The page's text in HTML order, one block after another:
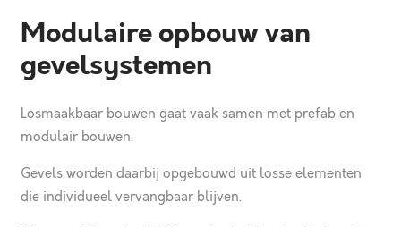
Modulaire opbouw van
gevelsystemen
Losmaakbaar bouwen gaat vaak samen met prefab en
modulair bouwen.
Gevels worden daarbij opgebouwd uit losse elementen
die individueel vervangbaar blijven.